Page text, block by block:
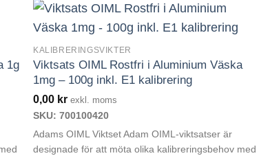
1g
KALIBRERINGSVIKTER
Viktsats OIML Rostfri i Aluminium Väska
1mg – 100g inkl. E1 kalibrering
0,00 kr exkl. moms
SKU: 700100420
Adams OIML Viktset Adam OIML-viktsatser är
designade för att möta olika kalibreringsbehov med